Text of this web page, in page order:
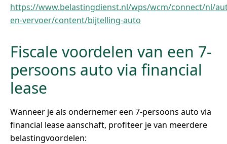
https://www.belastingdienst.nl/wps/wcm/connect/nl/
en-vervoer/content/bijtelling-auto
Fiscale voordelen van een 7-
persoons auto via financial
lease
Wanneer je als ondernemer een 7-persoons auto via
financial lease aanschaft, profiteer je van meerdere
belastingvoordelen: